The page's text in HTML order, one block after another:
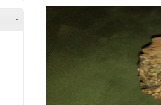
-